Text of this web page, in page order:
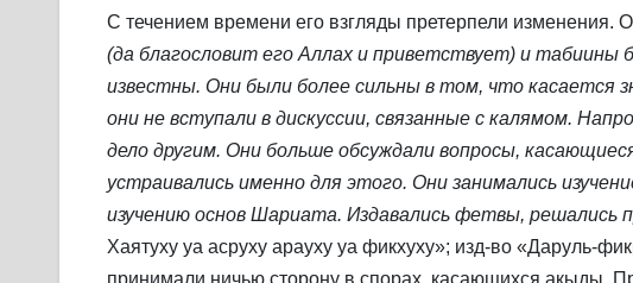
С течением времени его взгляды претерпели изменения.
(да благословит его Аллах и приветствует) и табиины
известны. Они были более сильны в том, что касается
они не вступали в дискуссии, связанные с калямом.
дело другим. Они больше обсуждали вопросы,
устраивались именно для этого. Они занимались
изучению основ Шариата. Издавались фетвы, решались
Хаятуху уа асруху арауху уа фикхуху»; изд-во «Даруль-